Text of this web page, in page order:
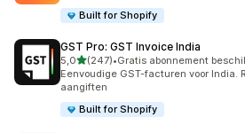
Built for Shopify
GST Pro: GST Invoice India
5,0van 5 sterren
(247)
247 recensies in totaal
•Gratis abonnement
Eenvoudige GST-facturen voor India.
aangiften
Built for Shopify